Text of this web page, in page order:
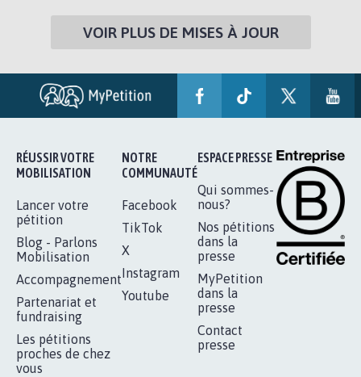
VOIR PLUS DE MISES À JOUR
RÉUSSIR VOTRE
MOBILISATION
Lancer votre
pétition
Blog - Parlons
Mobilisation
Accompagnement
Partenariat et
fundraising
Les pétitions
proches de chez
vous
NOTRE
COMMUNAUTÉ
Facebook
TikTok
X
Instagram
Youtube
ESPACE PRESSE
Qui sommes-
nous?
Nos pétitions
dans la
presse
MyPetition
dans la
presse
Contact
presse